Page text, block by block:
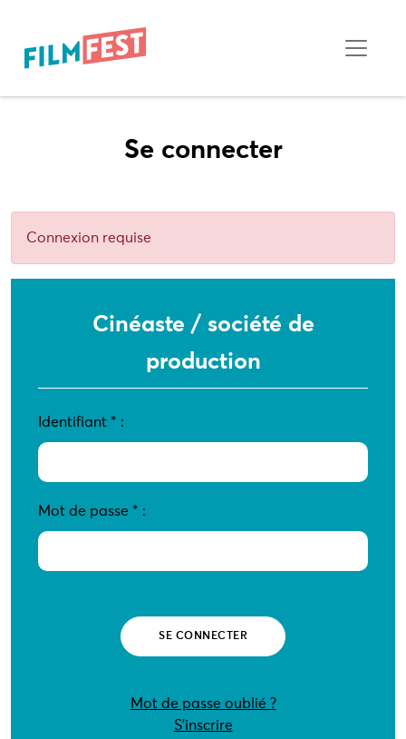
Se connecter
Connexion requise
Cinéaste / société de
production
Identifiant * :
Mot de passe * :
Mot de passe oublié ?
S’inscrire